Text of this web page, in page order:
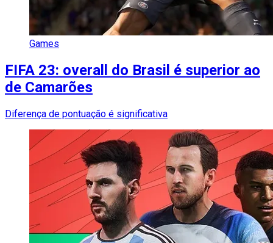
Games
FIFA 23: overall do Brasil é superior ao
de Camarões
Diferença de pontuação é significativa